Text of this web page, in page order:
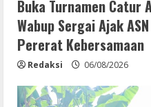
Buka Turnamen Catur
Wabup Sergai Ajak
Pererat Kebersamaan
Redaksi 06/08/2026